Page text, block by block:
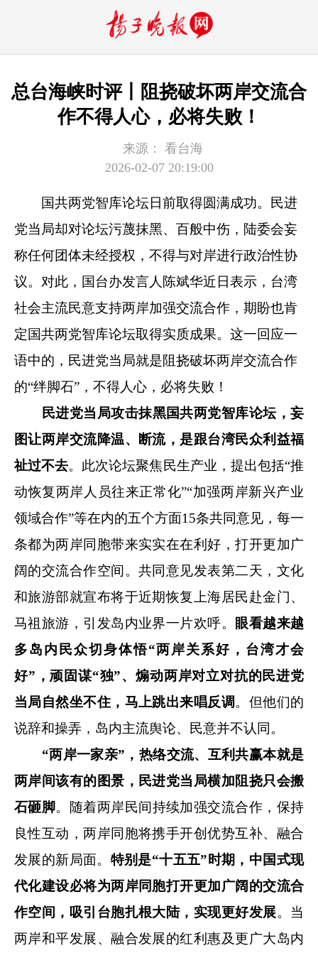
总台海峡时评丨阻挠破坏两岸交流合
作不得人心，必将失败！
来源：
看台海
2026-02-07 20:19:00
国共两党智库论坛日前取得圆满成功。民进
党当局却对论坛污蔑抹黑、百般中伤，陆委会妄
称任何团体未经授权，不得与对岸进行政治性协
议。对此，国台办发言人陈斌华近日表示，台湾
社会主流民意支持两岸加强交流合作，期盼也肯
定国共两党智库论坛取得实质成果。这一回应一
语中的，民进党当局就是阻挠破坏两岸交流合作
的“绊脚石”，不得人心，必将失败！
民进党当局攻击抹黑国共两党智库论坛，妄
图让两岸交流降温、断流，是跟台湾民众利益福
祉过不去。此次论坛聚焦民生产业，提出包括“推
动恢复两岸人员往来正常化”“加强两岸新兴产业
领域合作”等在内的五个方面15条共同意见，每一
条都为两岸同胞带来实实在在利好，打开更加广
阔的交流合作空间。共同意见发表第二天，文化
和旅游部就宣布将于近期恢复上海居民赴金门、
马祖旅游，引发岛内业界一片欢呼。
眼看越来越
多岛内民众切身体悟“两岸关系好，台湾才会
好”，顽固谋“独”、煽动两岸对立对抗的民进党
当局自然坐不住，马上跳出来唱反调 。但他们的
说辞和操弄，岛内主流舆论、民意并不认同。
“两岸一家亲”，热络交流、互利共赢本就是
两岸间该有的图景，民进党当局横加阻挠只会搬
石砸脚。随着两岸民间持续加强交流合作，保持
良性互动，两岸同胞将携手开创优势互补、融合
发展的新局面。 特别是“十五五”时期，中国式现
代化建设必将为两岸同胞打开更加广阔的交流合
作空间，吸引台胞扎根大陆，实现更好发展。当
两岸和平发展、融合发展的红利惠及更广大岛内